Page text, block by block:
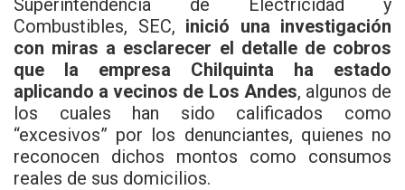
Combustibles, SEC, inició una investigación
con miras a esclarecer el detalle de cobros
que la empresa Chilquinta ha estado
aplicando a vecinos de Los Andes, algunos de
los cuales han sido calificados como
“excesivos” por los denunciantes, quienes no
reconocen dichos montos como consumos
reales de sus domicilios.